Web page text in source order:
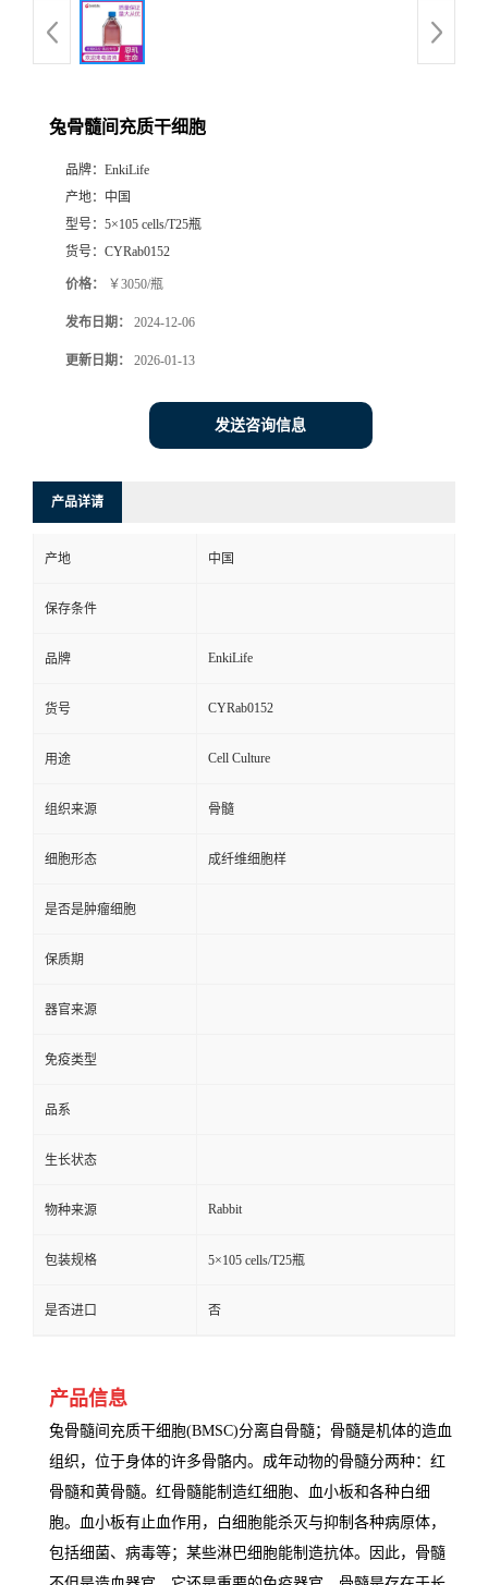
兔骨髓间充质干细胞
品牌： EnkiLife
产地： 中国
型号： 5×105 cells/T25瓶
货号： CYRab0152
价格： ￥3050/瓶
发布日期： 2024-12-06
更新日期： 2026-01-13
发送咨询信息
产品详请
产地 中国
保存条件
品牌 EnkiLife
货号 CYRab0152
用途 Cell Culture
组织来源 骨髓
细胞形态 成纤维细胞样
是否是肿瘤细胞
保质期
器官来源
免疫类型
品系
生长状态
物种来源 Rabbit
包装规格 5×105 cells/T25瓶
是否进口 否
产品信息
兔骨髓间充质干细胞(BMSC)分离自骨髓；骨髓是机体的造血
组织，位于身体的许多骨骼内。成年动物的骨髓分两种：红
骨髓和黄骨髓。红骨髓能制造红细胞、血小板和各种白细
胞。血小板有止血作用，白细胞能杀灭与抑制各种病原体，
包括细菌、病毒等；某些淋巴细胞能制造抗体。因此，骨髓